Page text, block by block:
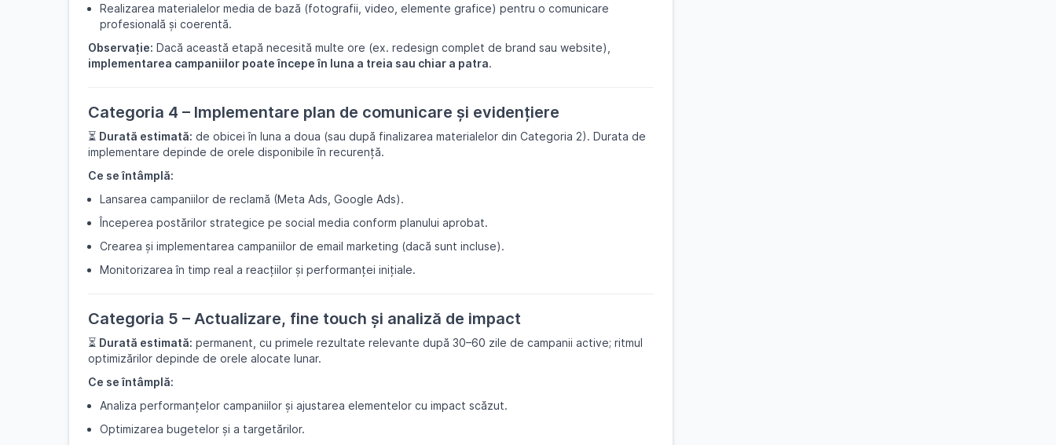
Realizarea materialelor media de bază (fotografii, video, elemente grafice) pentru o comunicare
profesională și coerentă.
Observație: Dacă această etapă necesită multe ore (ex. redesign complet de brand sau website),
implementarea campaniilor poate începe în luna a treia sau chiar a patra.
Categoria 4 – Implementare plan de comunicare și evidențiere
⏳ Durată estimată: de obicei în luna a doua (sau după finalizarea materialelor din Categoria 2). Durata de
implementare depinde de orele disponibile în recurență.
Ce se întâmplă:
Lansarea campaniilor de reclamă (Meta Ads, Google Ads).
Începerea postărilor strategice pe social media conform planului aprobat.
Crearea și implementarea campaniilor de email marketing (dacă sunt incluse).
Monitorizarea în timp real a reacțiilor și performanței inițiale.
Categoria 5 – Actualizare, fine touch și analiză de impact
⏳ Durată estimată: permanent, cu primele rezultate relevante după 30–60 zile de campanii active; ritmul
optimizărilor depinde de orele alocate lunar.
Ce se întâmplă:
Analiza performanțelor campaniilor și ajustarea elementelor cu impact scăzut.
Optimizarea bugetelor și a targetărilor.